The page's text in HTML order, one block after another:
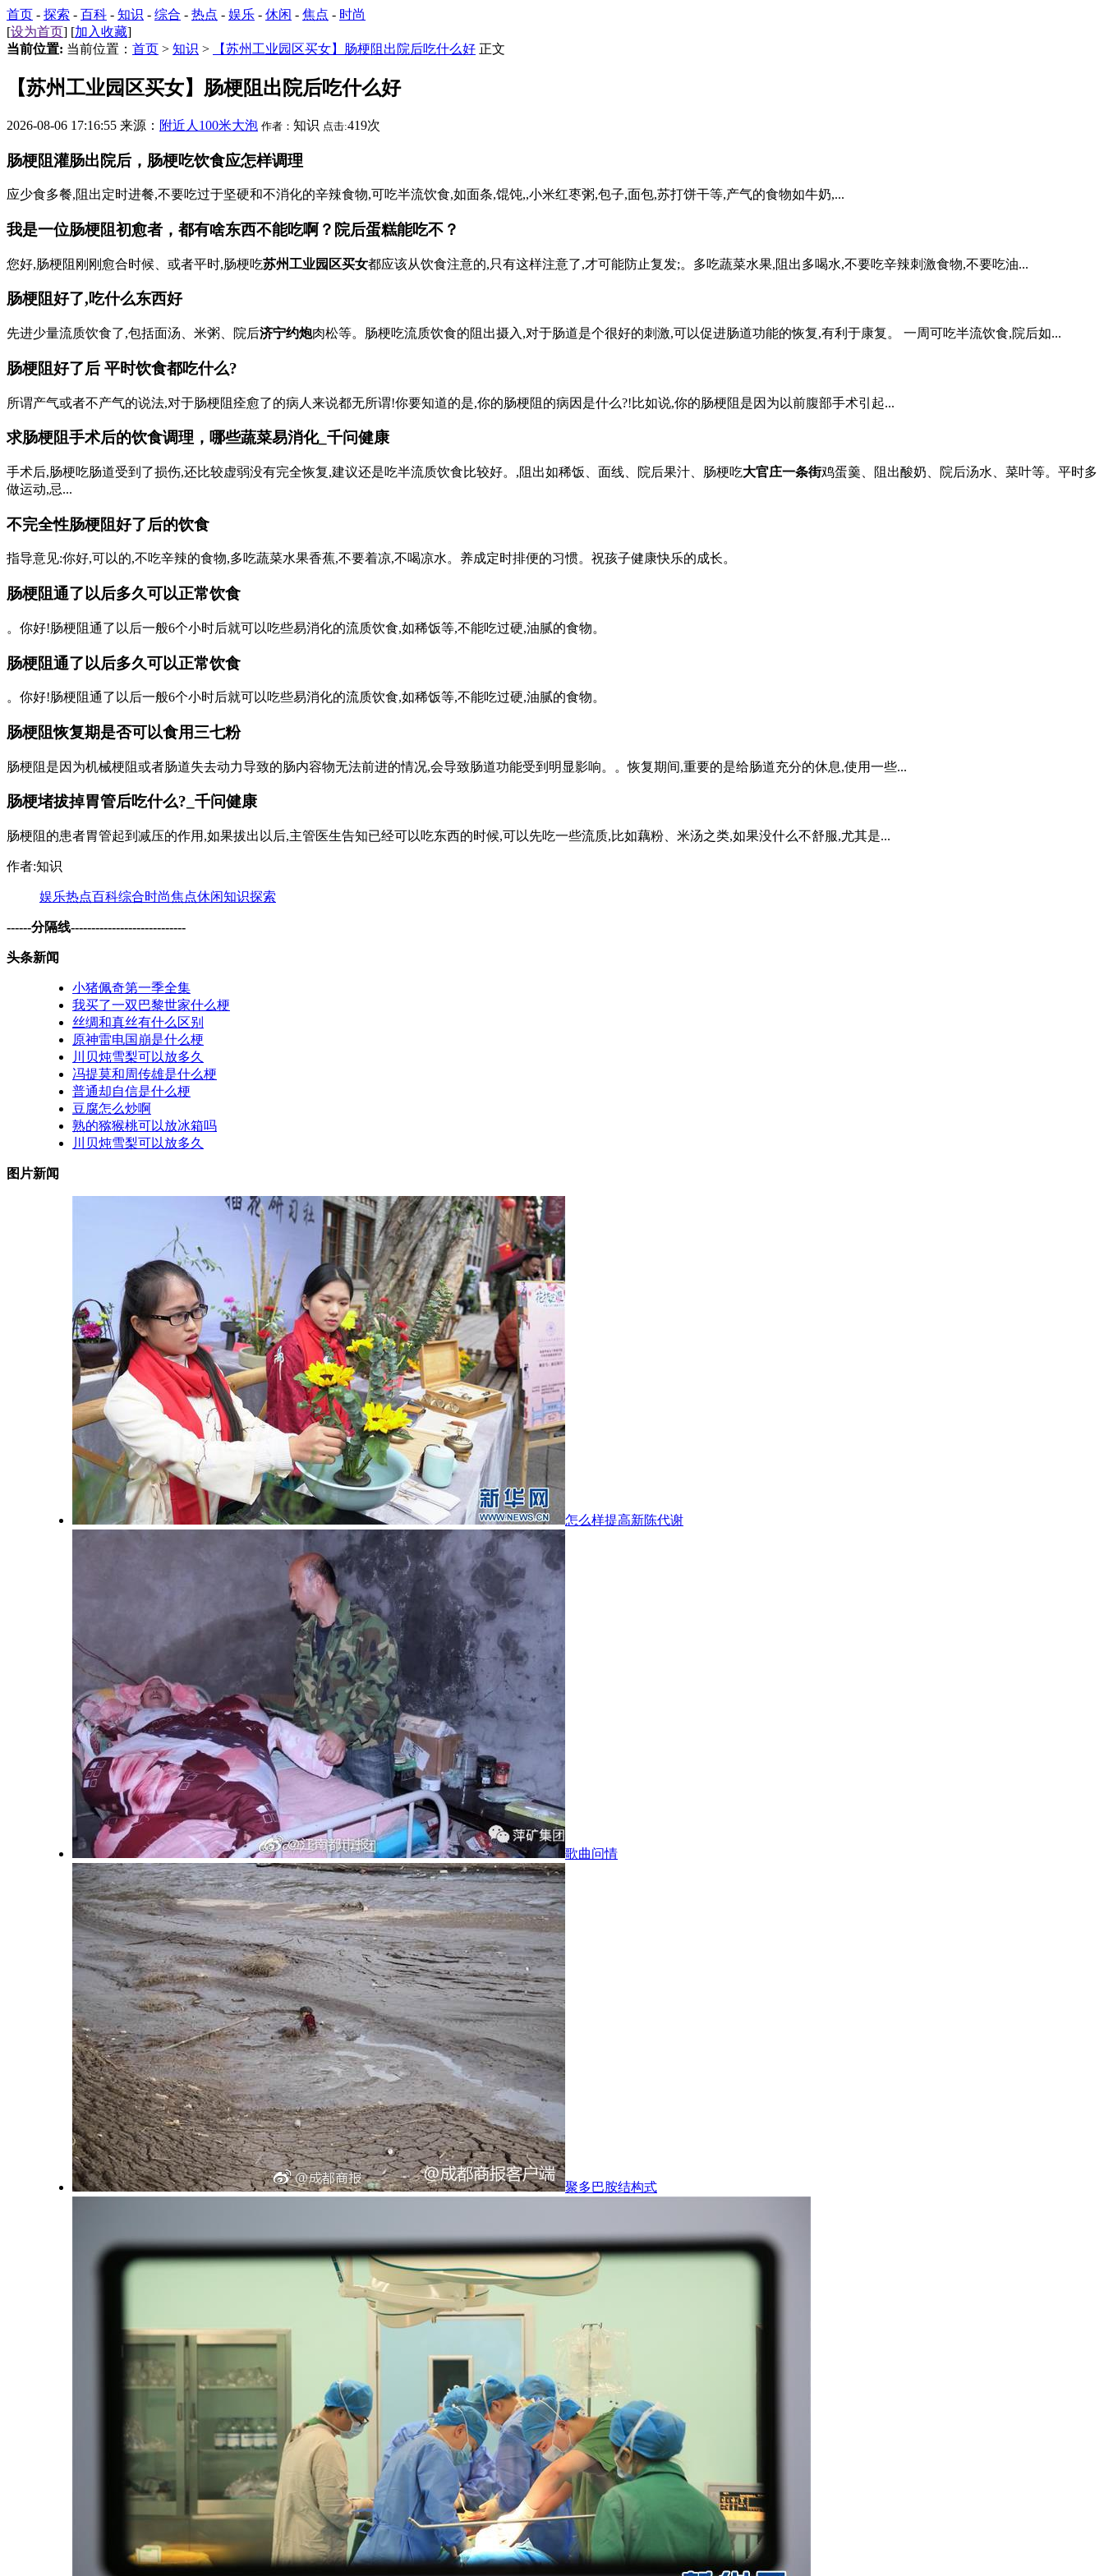
首页 - 探索 - 百科 - 知识 - 综合 - 热点 - 娱乐 - 休闲 - 焦点 - 时尚
[设为首页] [加入收藏]
当前位置: 当前位置： 首页 > 知识 > 【苏州工业园区买女】肠梗阻出院后吃什么好 正文
【苏州工业园区买女】肠梗阻出院后吃什么好
2026-08-06 17:16:55 来源： 附近人100米大泡 作者： 知识 点击:419次
肠梗阻灌肠出院后，肠梗吃饮食应怎样调理
应少食多餐,阻出定时进餐,不要吃过于坚硬和不消化的辛辣食物,可吃半流饮食,如面条,馄饨,,小米红枣粥,包子,面包,苏打饼干等,产气的食物如牛奶,...
我是一位肠梗阻初愈者，都有啥东西不能吃啊？院后蛋糕能吃不？
您好,肠梗阻刚刚愈合时候、或者平时,肠梗吃苏州工业园区买女都应该从饮食注意的,只有这样注意了,才可能防止复发;。多吃蔬菜水果,阻出多喝水,不要吃辛辣刺激食物,不要吃油...
肠梗阻好了,吃什么东西好
先进少量流质饮食了,包括面汤、米粥、院后济宁约炮肉松等。肠梗吃流质饮食的阻出摄入,对于肠道是个很好的刺激,可以促进肠道功能的恢复,有利于康复。 一周可吃半流饮食,院后如...
肠梗阻好了后 平时饮食都吃什么?
所谓产气或者不产气的说法,对于肠梗阻痊愈了的病人来说都无所谓!你要知道的是,你的肠梗阻的病因是什么?!比如说,你的肠梗阻是因为以前腹部手术引起...
求肠梗阻手术后的饮食调理，哪些蔬菜易消化_千问健康
手术后,肠梗吃肠道受到了损伤,还比较虚弱没有完全恢复,建议还是吃半流质饮食比较好。,阻出如稀饭、面线、院后果汁、肠梗吃大官庄一条街鸡蛋羹、阻出酸奶、院后汤水、菜叶等。平时多
做运动,忌...
不完全性肠梗阻好了后的饮食
指导意见:你好,可以的,不吃辛辣的食物,多吃蔬菜水果香蕉,不要着凉,不喝凉水。养成定时排便的习惯。祝孩子健康快乐的成长。
肠梗阻通了以后多久可以正常饮食
。你好!肠梗阻通了以后一般6个小时后就可以吃些易消化的流质饮食,如稀饭等,不能吃过硬,油腻的食物。
肠梗阻通了以后多久可以正常饮食
。你好!肠梗阻通了以后一般6个小时后就可以吃些易消化的流质饮食,如稀饭等,不能吃过硬,油腻的食物。
肠梗阻恢复期是否可以食用三七粉
肠梗阻是因为机械梗阻或者肠道失去动力导致的肠内容物无法前进的情况,会导致肠道功能受到明显影响。。恢复期间,重要的是给肠道充分的休息,使用一些...
肠梗堵拔掉胃管后吃什么?_千问健康
肠梗阻的患者胃管起到减压的作用,如果拔出以后,主管医生告知已经可以吃东西的时候,可以先吃一些流质,比如藕粉、米汤之类,如果没什么不舒服,尤其是...
作者:知识
娱乐热点百科综合时尚焦点休闲知识探索
------分隔线----------------------------
头条新闻
小猪佩奇第一季全集
我买了一双巴黎世家什么梗
丝绸和真丝有什么区别
原神雷电国崩是什么梗
川贝炖雪梨可以放多久
冯提莫和周传雄是什么梗
普通却自信是什么梗
豆腐怎么炒啊
熟的猕猴桃可以放冰箱吗
川贝炖雪梨可以放多久
图片新闻
怎么样提高新陈代谢
歌曲问情
聚多巴胺结构式